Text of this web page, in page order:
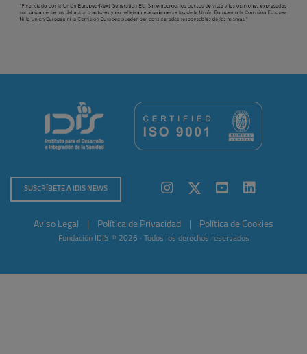
SUSCRÍBETE A IDIS NEWS
Aviso Legal Política de Privacidad Política de Cookies
Fundación IDIS © 2026 · Todos los derechos reservados